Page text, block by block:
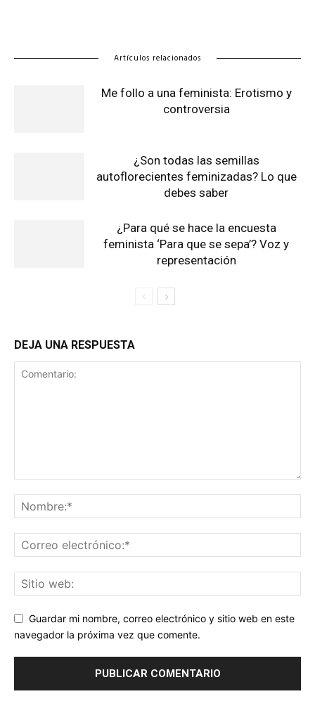
Artículos relacionados
Me follo a una feminista: Erotismo y
controversia
¿Son todas las semillas
autoflorecientes feminizadas? Lo que
debes saber
¿Para qué se hace la encuesta
feminista ‘Para que se sepa’? Voz y
representación
DEJA UNA RESPUESTA
Guardar mi nombre, correo electrónico y sitio web en este
navegador la próxima vez que comente.